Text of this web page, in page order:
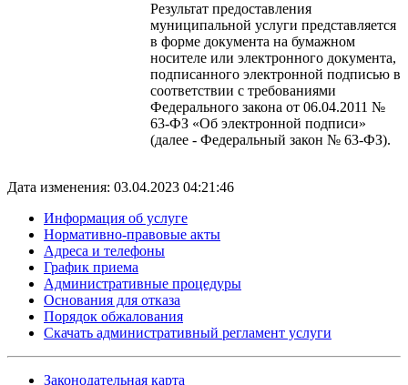
Результат предоставления
муниципальной услуги представляется
в форме документа на бумажном
носителе или электронного документа,
подписанного электронной подписью в
соответствии с требованиями
Федерального закона от 06.04.2011 №
63-ФЗ «Об электронной подписи»
(далее - Федеральный закон № 63-ФЗ).
Дата изменения: 03.04.2023 04:21:46
Информация об услуге
Нормативно-правовые акты
Адреса и телефоны
График приема
Административные процедуры
Основания для отказа
Порядок обжалования
Скачать административный регламент услуги
Законодательная карта